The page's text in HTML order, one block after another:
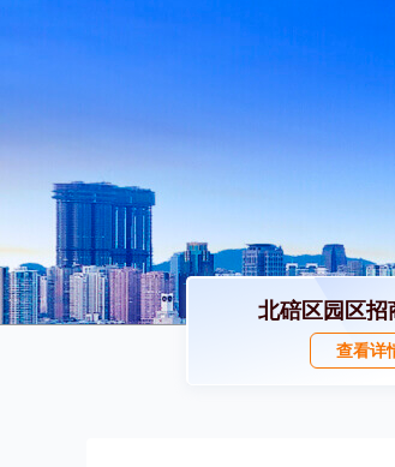
北碚区园区
查看详